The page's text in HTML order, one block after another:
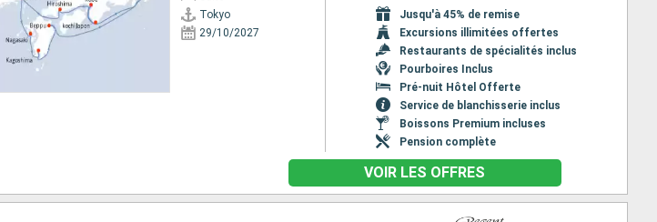
Tokyo
29/10/2027
Jusqu'à 45% de remise
Excursions illimitées offertes
Restaurants de spécialités inclus
Pourboires Inclus
Pré-nuit Hôtel Offerte
Service de blanchisserie inclus
Boissons Premium incluses
Pension complète
VOIR LES OFFRES